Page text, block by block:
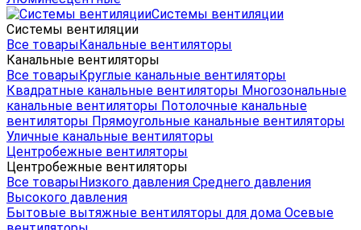
Системы вентиляции
Системы вентиляции
Все товарыКанальные вентиляторы
Канальные вентиляторы
Все товарыКруглые канальные вентиляторы
Квадратные канальные вентиляторы Многозональные
канальные вентиляторы Потолочные канальные
вентиляторы Прямоугольные канальные вентиляторы
Уличные канальные вентиляторы
Центробежные вентиляторы
Центробежные вентиляторы
Все товарыНизкого давления Среднего давления
Высокого давления
Бытовые вытяжные вентиляторы для дома Осевые